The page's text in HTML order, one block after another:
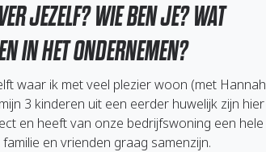
JEZELF? WIE BEN JE? WAT
IN HET ONDERNEMEN?
waar ik met veel plezier woon (met Hannah
3 kinderen uit een eerder huwelijk zijn hier
en heeft van onze bedrijfswoning een hele
en vrienden graag samenzijn.